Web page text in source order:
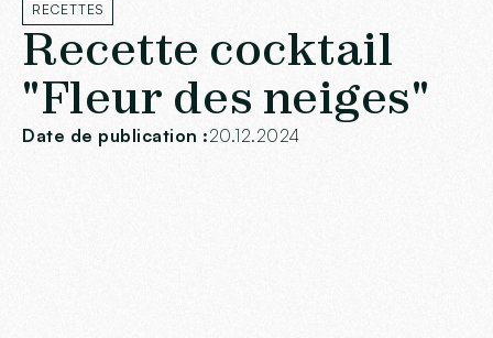
RECETTES
Recette cocktail
"Fleur des neiges"
Date de publication :20.12.2024